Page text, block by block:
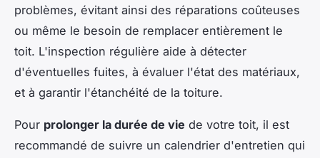
problèmes, évitant ainsi des réparations coûteuses
ou même le besoin de remplacer entièrement le
toit. L'inspection régulière aide à détecter
d'éventuelles fuites, à évaluer l'état des matériaux,
et à garantir l'étanchéité de la toiture.
Pour prolonger la durée de vie de votre toit, il est
recommandé de suivre un calendrier d'entretien qui